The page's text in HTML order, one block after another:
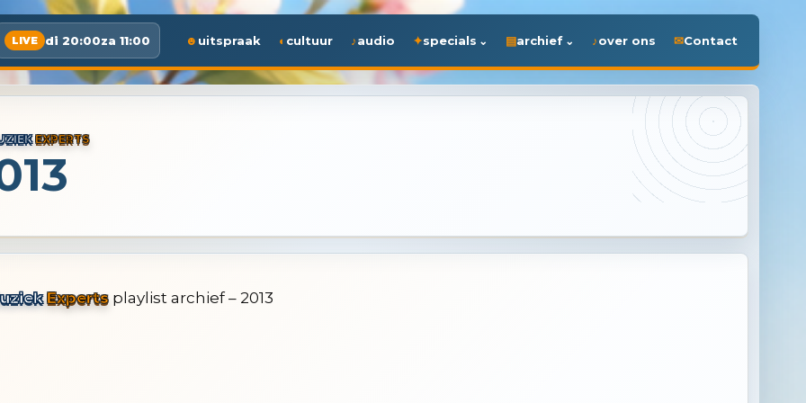
LIVE di 20:00za 11:00 uitspraak cultuur audio specials archief over ons Contact
EXPERTS
Experts playlist archief – 2013